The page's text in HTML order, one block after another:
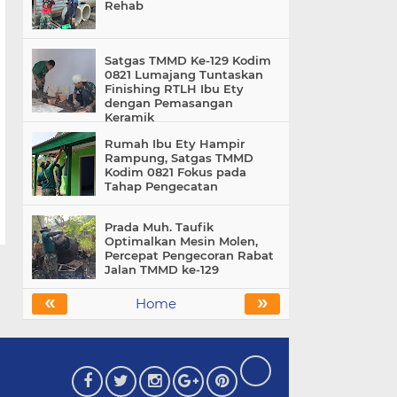
Rehab
Satgas TMMD Ke-129 Kodim
0821 Lumajang Tuntaskan
Finishing RTLH Ibu Ety
dengan Pemasangan
Keramik
Rumah Ibu Ety Hampir
Rampung, Satgas TMMD
Kodim 0821 Fokus pada
Tahap Pengecatan
Prada Muh. Taufik
Optimalkan Mesin Molen,
Percepat Pengecoran Rabat
Jalan TMMD ke-129
« »
Home